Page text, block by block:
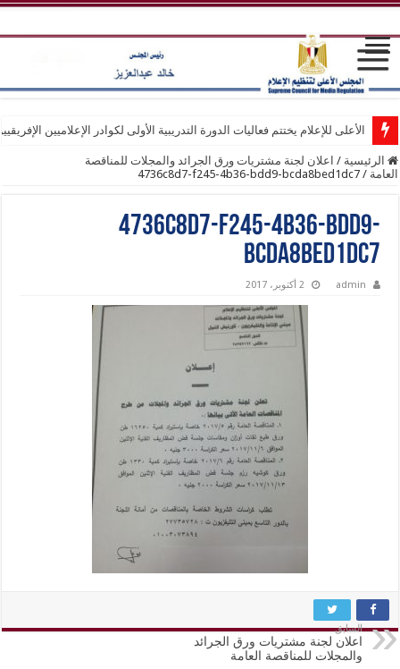
الأعلى للإعلام يختتم فعاليات الدورة التدريبية الأولى لكوادر الإعلاميين
الرئيسية / اعلان لجنة مشتريات ورق الجرائد والمجلات للمناقصة
العامة /
4736c8d7-f245-4b36-bdd9-bcda8bed1dc7
4736c8d7-f245-4b36-bdd9-
bcda8bed1dc7
admin 2 أكتوبر، 2017
السابق
اعلان لجنة مشتريات ورق الجرائد
والمجلات للمناقصة العامة